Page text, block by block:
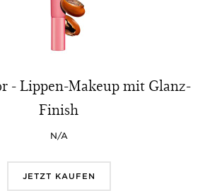
- Lippen-Makeup mit Glanz-
Finish
N/A
JETZT KAUFEN